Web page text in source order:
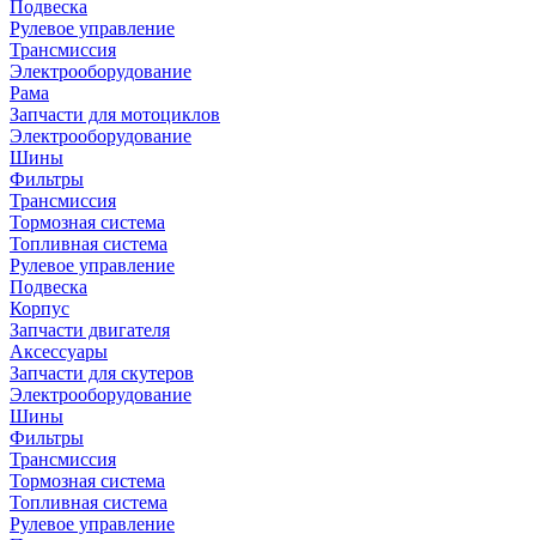
Подвеска
Рулевое управление
Трансмиссия
Электрооборудование
Рама
Запчасти для мотоциклов
Электрооборудование
Шины
Фильтры
Трансмиссия
Тормозная система
Топливная система
Рулевое управление
Подвеска
Корпус
Запчасти двигателя
Аксессуары
Запчасти для скутеров
Электрооборудование
Шины
Фильтры
Трансмиссия
Тормозная система
Топливная система
Рулевое управление